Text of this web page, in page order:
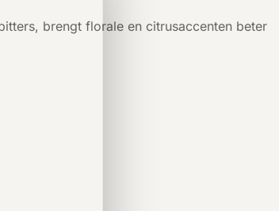
brengt florale en citrusaccenten beter